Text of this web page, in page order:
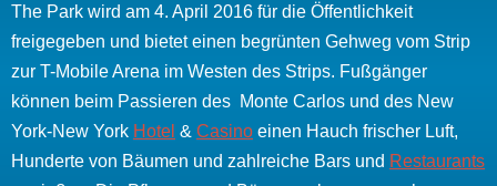
The Park wird am 4. April 2016 für die Öffentlichkeit
freigegeben und bietet einen begrünten Gehweg vom Strip
zur T-Mobile Arena im Westen des Strips. Fußgänger
können beim Passieren des Monte Carlos und des New
York-New York Hotel & Casino einen Hauch frischer Luft,
Hunderte von Bäumen und zahlreiche Bars und Restaurants